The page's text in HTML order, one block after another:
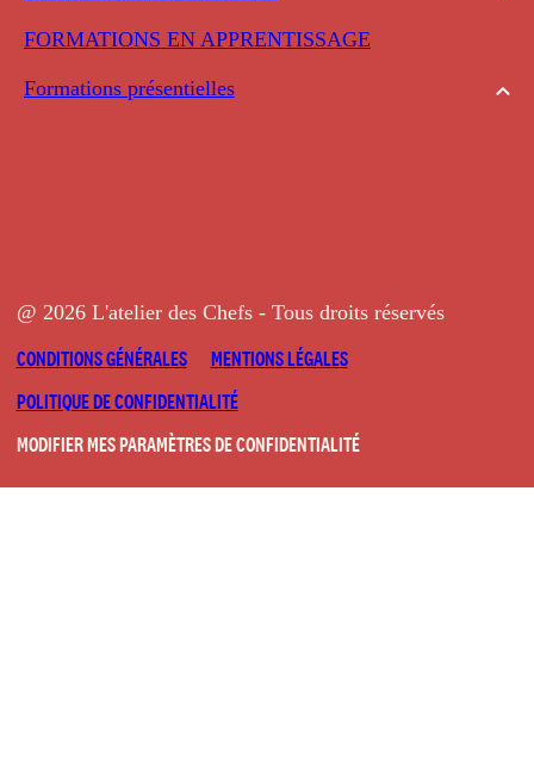
FORMATIONS EN APPRENTISSAGE
Formations présentielles
@ 2026 L'atelier des Chefs - Tous droits réservés
CONDITIONS GÉNÉRALES
MENTIONS LÉGALES
POLITIQUE DE CONFIDENTIALITÉ
MODIFIER MES PARAMÈTRES DE CONFIDENTIALITÉ